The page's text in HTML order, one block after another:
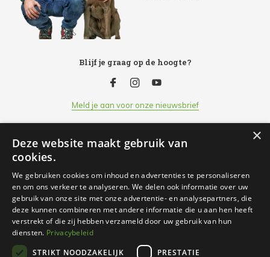
Blijf je graag op de hoogte?
Meld je aan voor onze nieuwsbrief
Klantenservice
Openingsuren
Informatie
×
Deze website maakt gebruik van
cookies.
We gebruiken cookies om inhoud en advertenties te personaliseren
en om ons verkeer te analyseren. We delen ook informatie over uw
gebruik van onze site met onze advertentie- en analysepartners, die
deze kunnen combineren met andere informatie die u aan hen heeft
verstrekt of die zij hebben verzameld door uw gebruik van hun
diensten. Privacybeleid
STRIKT NOODZAKELIJK
PRESTATIE